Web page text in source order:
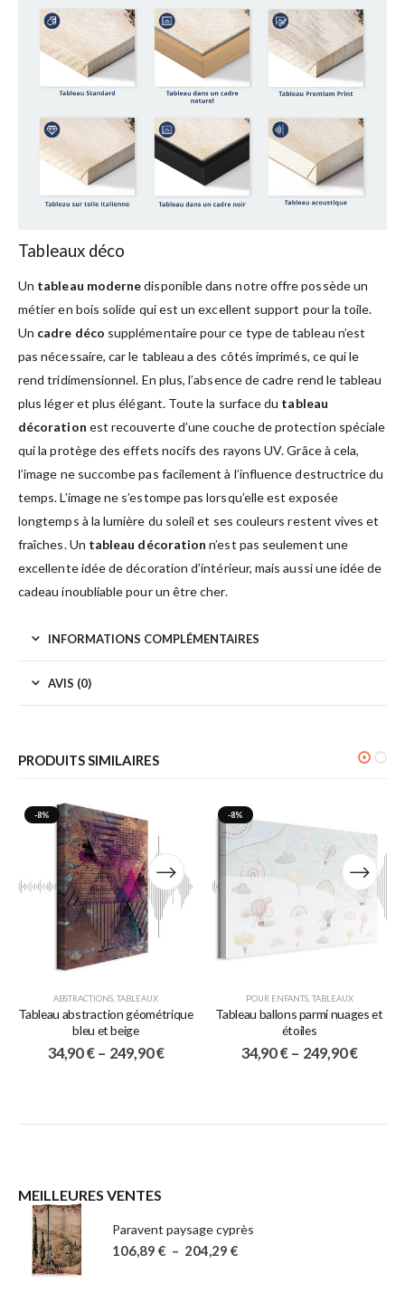
Tableaux déco
Un tableau modernedisponible dans notre offre possède un
métier en bois solide qui est un excellent support pour la toile.
Un cadre déco supplémentaire pour ce type de tableau n’est
pas nécessaire, car le tableau a des côtés imprimés, ce qui le
rend tridimensionnel. En plus, l’absence de cadre rend le tableau
plus léger et plus élégant. Toute la surface du tableau
décoration est recouverte d’une couche de protection spéciale
qui la protège des effets nocifs des rayons UV. Grâce à cela,
l’image ne succombe pas facilement à l’influence destructrice du
temps. L’image ne s’estompe pas lorsqu’elle est exposée
longtemps à la lumière du soleil et ses couleurs restent vives et
fraîches. Un tableau décoration n’est pas seulement une
excellente idée de décoration d’intérieur, mais aussi une idée de
cadeau inoubliable pour un être cher.
INFORMATIONS COMPLÉMENTAIRES
AVIS (0)
PRODUITS SIMILAIRES
-8%
ABSTRACTIONS TABLEAUX
Tableau abstraction géométrique
bleu et beige
34,90€ – 249,90€
-8%
POUR ENFANTS, TABLEAUX
Tableau ballons parmi nuages et
étoiles
34,90€ – 249,90€
MEILLEURES VENTES
Paravent paysage cyprès
106,89 € – 204,29 €